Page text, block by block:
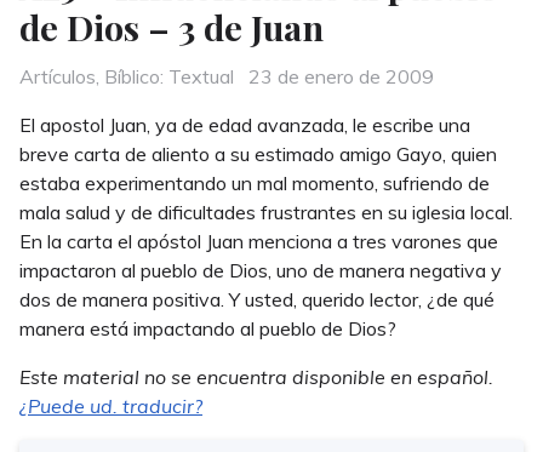
de Dios – 3 de Juan
Categories
Artículos, Bíblico: Textual
Posted
23 de enero de 2009
El apostol Juan, ya de edad avanzada, le escribe una
breve carta de aliento a su estimado amigo Gayo, quien
estaba experimentando un mal momento, sufriendo de
mala salud y de dificultades frustrantes en su iglesia local.
En la carta el apóstol Juan menciona a tres varones que
impactaron al pueblo de Dios, uno de manera negativa y
dos de manera positiva. Y usted, querido lector, ¿de qué
manera está impactando al pueblo de Dios?
Este material no se encuentra disponible en español.
¿Puede ud. traducir?